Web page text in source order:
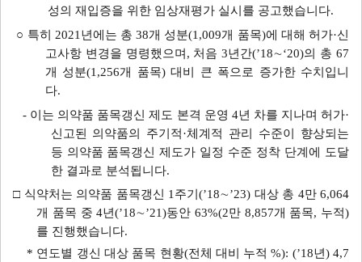
성의 재입증을 위한 임상재평가 실시를 공고했습니다.
○ 특히 2021년에는 총 38개 성분(1,009개 품목)에 대해 허가·신
고사항 변경을 명령했으며, 처음 3년간(’18∼‘20)의 총 67
개 성분(1,256개 품목)대비 큰 폭으로 증가한 수치입니
다.
- 이는 의약품 품목갱신 제도 본격 운영 4년 차를 지나며 허가·
신고된 의약품의 주기적·체계적 관리 수준이 향상되는
등 의약품 품목갱신 제도가 일정 수준 정착 단계에 도달
한 결과로 분석됩니다.
□ 식약처는 의약품 품목갱신 1주기(’18∼’23) 대상 총 4만 6,064
개 품목 중 4년(’18∼’21)동안 63%(2만 8,857개 품목, 누적)
를 진행했습니다.
* 연도별 갱신 대상 품목 현황(전체 대비 누적 %): (’18년) 4,7